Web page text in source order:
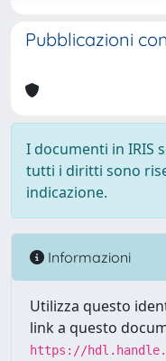
Pubblicazioni
I documenti in IRIS
tutti i diritti sono
indicazione.
Informazioni
Utilizza questo
link a questo
https://